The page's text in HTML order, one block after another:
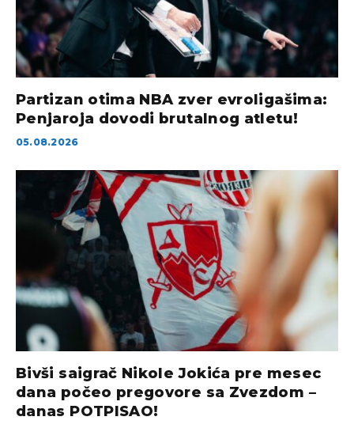
Partizan otima NBA zver evroligašima:
Penjaroja dovodi brutalnog atletu!
05.08.2026
Bivši saigrač Nikole Jokića pre mesec
dana počeo pregovore sa Zvezdom –
danas POTPISAO!